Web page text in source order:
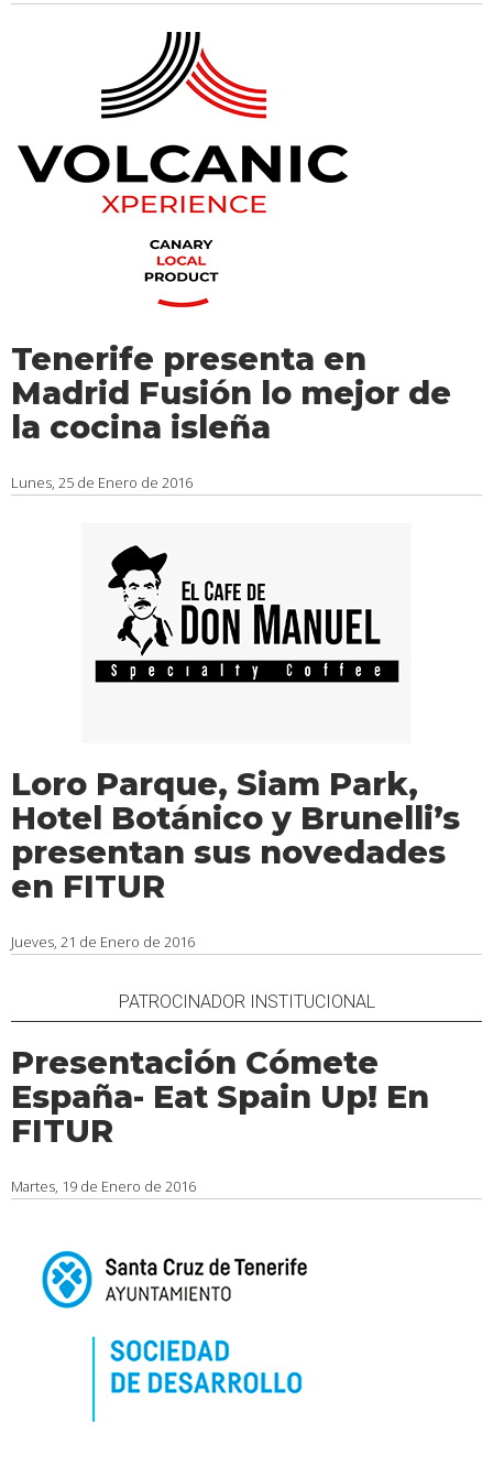
Tenerife presenta en
Madrid Fusión lo mejor de
la cocina isleña
Lunes, 25 de Enero de 2016
Loro Parque, Siam Park,
Hotel Botánico y Brunelli’s
presentan sus novedades
en FITUR
Jueves, 21 de Enero de 2016
PATROCINADOR INSTITUCIONAL
Presentación Cómete
España- Eat Spain Up! En
FITUR
Martes, 19 de Enero de 2016